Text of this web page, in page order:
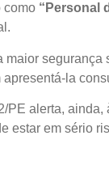
como “Personal
maior
apresentá-la
PE alerta,
estar em sério